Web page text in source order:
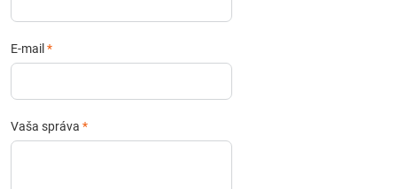
E-mail *
Vaša správa *